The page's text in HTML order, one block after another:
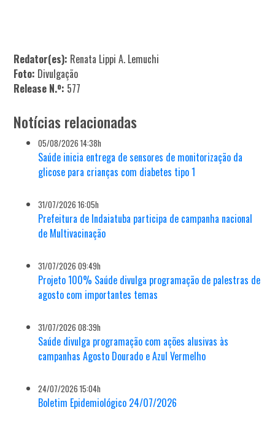
Redator(es): Renata Lippi A. Lemuchi
Foto: Divulgação
Release N.º: 577
Notícias relacionadas
05/08/2026 14:38h
Saúde inicia entrega de sensores de monitorização da
glicose para crianças com diabetes tipo 1
31/07/2026 16:05h
Prefeitura de Indaiatuba participa de campanha nacional
de Multivacinação
31/07/2026 09:49h
Projeto 100% Saúde divulga programação de palestras de
agosto com importantes temas
31/07/2026 08:39h
Saúde divulga programação com ações alusivas às
campanhas Agosto Dourado e Azul Vermelho
24/07/2026 15:04h
Boletim Epidemiológico 24/07/2026